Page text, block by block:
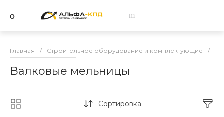
Главная / Строительное оборудование и комплектующие /
Валковые мельницы
Сортировка